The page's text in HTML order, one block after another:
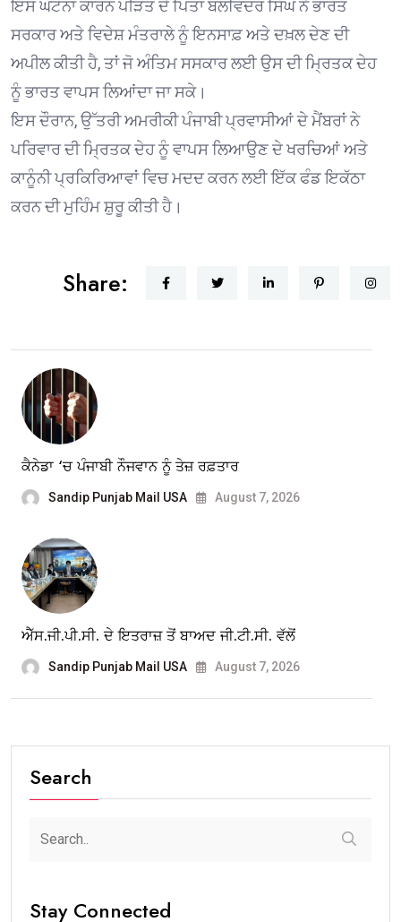
ਇਸ ਘਟਨਾ ਕਾਰਨ ਪੀੜਤ ਦੇ ਪਿਤਾ ਬਲਵਿੰਦਰ ਸਿੰਘ ਨੇ ਭਾਰਤ
ਸਰਕਾਰ ਅਤੇ ਵਿਦੇਸ਼ ਮੰਤਰਾਲੇ ਨੂੰ ਇਨਸਾਫ਼ ਅਤੇ ਦਖ਼ਲ ਦੇਣ ਦੀ
ਅਪੀਲ ਕੀਤੀ ਹੈ, ਤਾਂ ਜੋ ਅੰਤਿਮ ਸਸਕਾਰ ਲਈ ਉਸ ਦੀ ਮ੍ਰਿਤਕ ਦੇਹ
ਨੂੰ ਭਾਰਤ ਵਾਪਸ ਲਿਆਂਦਾ ਜਾ ਸਕੇ।
ਇਸ ਦੌਰਾਨ, ਉੱਤਰੀ ਅਮਰੀਕੀ ਪੰਜਾਬੀ ਪ੍ਰਵਾਸੀਆਂ ਦੇ ਮੈਂਬਰਾਂ ਨੇ
ਪਰਿਵਾਰ ਦੀ ਮ੍ਰਿਤਕ ਦੇਹ ਨੂੰ ਵਾਪਸ ਲਿਆਉਣ ਦੇ ਖਰਚਿਆਂ ਅਤੇ
ਕਾਨੂੰਨੀ ਪ੍ਰਕਿਰਿਆਵਾਂ ਵਿਚ ਮਦਦ ਕਰਨ ਲਈ ਇੱਕ ਫੰਡ ਇਕੱਠਾ
ਕਰਨ ਦੀ ਮੁਹਿੰਮ ਸ਼ੁਰੂ ਕੀਤੀ ਹੈ।
Share:
ਕੈਨੇਡਾ ‘ਚ ਪੰਜਾਬੀ ਨੌਜਵਾਨ ਨੂੰ ਤੇਜ਼ ਰਫ਼ਤਾਰ
Sandip Punjab Mail USA August 7, 2026
ਐੱਸ.ਜੀ.ਪੀ.ਸੀ. ਦੇ ਇਤਰਾਜ਼ ਤੋਂ ਬਾਅਦ ਜੀ.ਟੀ.ਸੀ. ਵੱਲੋਂ
Sandip Punjab Mail USA August 7, 2026
Search
Stay Connected